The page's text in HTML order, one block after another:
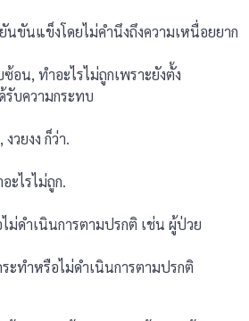
นขันแข็งโดยไม่คำนึงถึงความเหนื่อยยาก
อน, ทําอะไรไม่ถูกเพราะยังตั้ง
รับความกระทบ
วยงง ก็ว่า.
ะไรไม่ถูก.
ม่ดําเนินการตามปรกติ เช่น ผู้ป่วย
ระทำหรือไม่ดำเนินการตามปรกติ